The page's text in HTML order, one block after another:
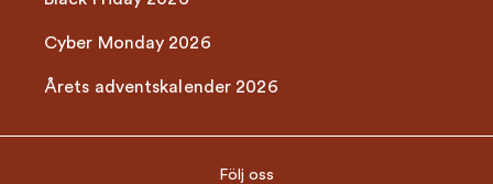
Cyber Monday 2026
Årets adventskalender 2026
Följ oss